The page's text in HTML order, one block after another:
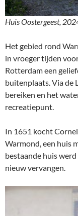
Huis Oostergeest,
Het gebied rond
in vroeger tijden
Rotterdam een
buitenplaats. Via de
bereiken en het
recreatiepunt.
In 1651 kocht
Warmond, een huis
bestaande huis
nieuw vervangen.